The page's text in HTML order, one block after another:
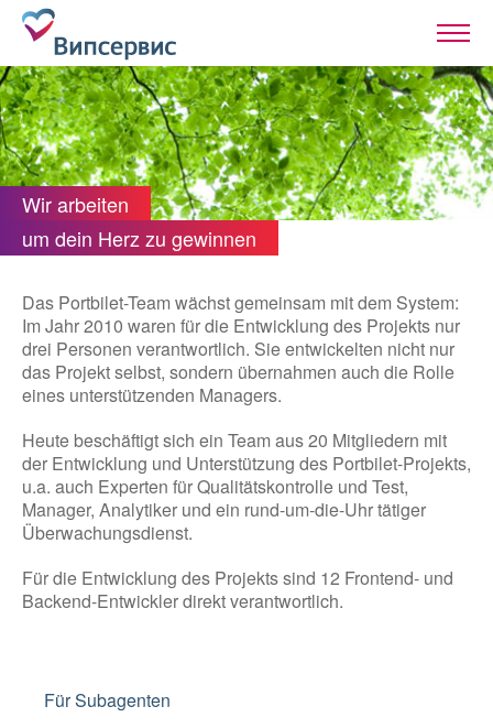
Wir arbeiten
um dein Herz zu gewinnen
Das Portbilet-Team wächst gemeinsam mit dem System:
Im Jahr 2010 waren für die Entwicklung des Projekts nur
drei Personen verantwortlich. Sie entwickelten nicht nur
das Projekt selbst, sondern übernahmen auch die Rolle
eines unterstützenden Managers.
Heute beschäftigt sich ein Team aus 20 Mitgliedern mit
der Entwicklung und Unterstützung des Portbilet-Projekts,
u.a. auch Experten für Qualitätskontrolle und Test,
Manager, Analytiker und ein rund-um-die-Uhr tätiger
Überwachungsdienst.
Für die Entwicklung des Projekts sind 12 Frontend- und
Backend-Entwickler direkt verantwortlich.
Für Subagenten